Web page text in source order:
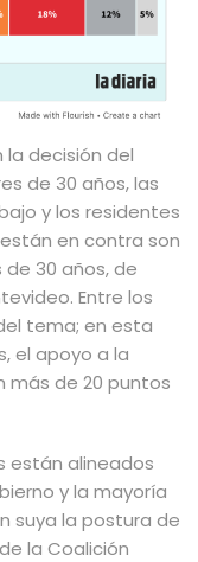
decisión del
de 30 años, las
y los residentes
en contra son
30 años, de
Entre los
tema; en esta
el apoyo a la
más de 20 puntos
están alineados
y la mayoría
suya la postura de
la Coalición